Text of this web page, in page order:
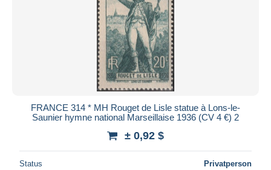
FRANCE 314 * MH Rouget de Lisle statue à Lons-le-
Saunier hymne national Marseillaise 1936 (CV 4 €) 2
± 0,92 $
Status Privatperson